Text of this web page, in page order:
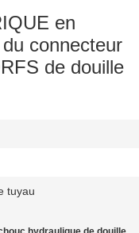
en
connecteur
de douille
tuyau